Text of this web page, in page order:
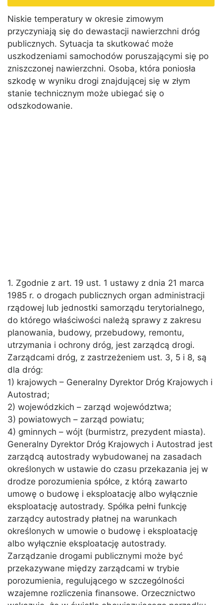
Niskie temperatury w okresie zimowym
przyczyniają się do dewastacji nawierzchni dróg
publicznych. Sytuacja ta skutkować może
uszkodzeniami samochodów poruszającymi się po
zniszczonej nawierzchni. Osoba, która poniosła
szkodę w wyniku drogi znajdującej się w złym
stanie technicznym może ubiegać się o
odszkodowanie.
1. Zgodnie z art. 19 ust. 1 ustawy z dnia 21 marca
1985 r. o drogach publicznych organ administracji
rządowej lub jednostki samorządu terytorialnego,
do którego właściwości należą sprawy z zakresu
planowania, budowy, przebudowy, remontu,
utrzymania i ochrony dróg, jest zarządcą drogi.
Zarządcami dróg, z zastrzeżeniem ust. 3, 5 i 8, są
dla dróg:
1) krajowych – Generalny Dyrektor Dróg Krajowych i
Autostrad;
2) wojewódzkich – zarząd województwa;
3) powiatowych – zarząd powiatu;
4) gminnych – wójt (burmistrz, prezydent miasta).
Generalny Dyrektor Dróg Krajowych i Autostrad jest
zarządcą autostrady wybudowanej na zasadach
określonych w ustawie do czasu przekazania jej w
drodze porozumienia spółce, z którą zawarto
umowę o budowę i eksploatację albo wyłącznie
eksploatację autostrady. Spółka pełni funkcję
zarządcy autostrady płatnej na warunkach
określonych w umowie o budowę i eksploatację
albo wyłącznie eksploatację autostrady.
Zarządzanie drogami publicznymi może być
przekazywane między zarządcami w trybie
porozumienia, regulującego w szczególności
wzajemne rozliczenia finansowe. Orzecznictwo